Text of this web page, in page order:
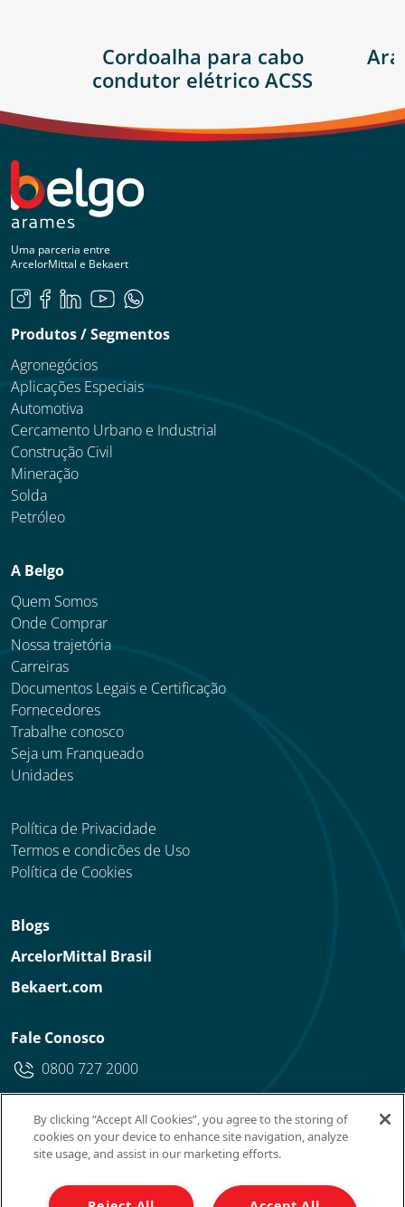
Cordoalha para cabo
condutor elétrico ACSS
Uma parceria entre
ArcelorMittal e Bekaert
Produtos / Segmentos
Agronegócios
Aplicações Especiais
Automotiva
Cercamento Urbano e Industrial
Construção Civil
Mineração
Solda
Petróleo
A Belgo
Quem Somos
Onde Comprar
Nossa trajetória
Carreiras
Documentos Legais e Certificação
Fornecedores
Trabalhe conosco
Seja um Franqueado
Unidades
Política de Privacidade
Termos e condicões de Uso
Política de Cookies
Blogs
ArcelorMittal Brasil
Bekaert.com
Fale Conosco
0800 727 2000
By clicking “Accept All Cookies”, you agree to the storing of
cookies on your device to enhance site navigation, analyze
site usage, and assist in our marketing efforts.